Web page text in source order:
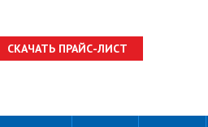
СКАЧАТЬ ПРАЙС-ЛИСТ